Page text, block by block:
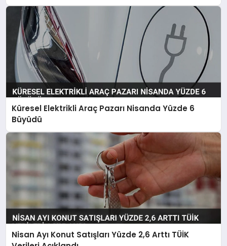
Küresel Elektrikli Araç Pazarı Nisanda Yüzde 6
Büyüdü
Nisan Ayı Konut Satışları Yüzde 2,6 Arttı TÜİK